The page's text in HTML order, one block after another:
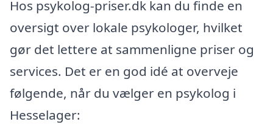
Hos psykolog-priser.dk kan du finde en
oversigt over lokale psykologer, hvilket
gør det lettere at sammenligne priser og
services. Det er en god idé at overveje
følgende, når du vælger en psykolog i
Hesselager: